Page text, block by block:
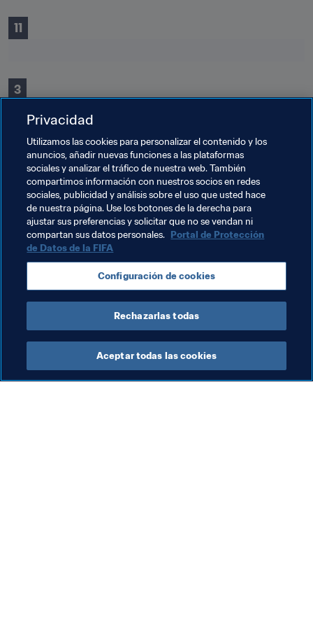
11
3
Temas relacionados
Algeria Argentina Bélgica Brazil
England France Gabon Alemania Italy
Netherlands Norway Portugal España
Privacidad
Utilizamos las cookies para personalizar el contenido y los
anuncios, añadir nuevas funciones a las plataformas
sociales y analizar el tráfico de nuestra web. También
compartimos información con nuestros socios en redes
sociales, publicidad y análisis sobre el uso que usted hace
de nuestra página. Use los botones de la derecha para
ajustar sus preferencias y solicitar que no se vendan ni
compartan sus datos personales. Portal de Protección
de Datos de la FIFA
Configuración de cookies
Rechazarlas todas
Aceptar todas las cookies